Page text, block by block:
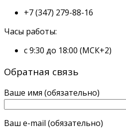
+7 (347) 279-88-16
Часы работы:
с 9:30 до 18:00 (МСК+2)
Обратная связь
Ваше имя (обязательно)
Ваш e-mail (обязательно)